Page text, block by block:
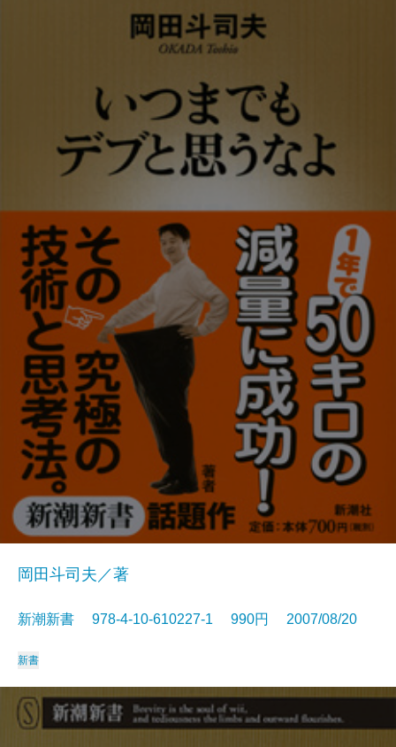
岡田斗司夫／著
新潮新書 978-4-10-610227-1 990円 2007/08/20
新書